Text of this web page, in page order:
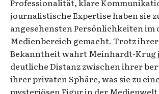
Professionalität, klare
journalistische Expertise haben sie
angesehensten Persönlichkeiten im
Medienbereich gemacht. Trotz
Bekanntheit wahrt Meinhardt-Krug
deutliche Distanz zwischen ihrer
ihrer privaten Sphäre, was sie zu
mysteriösen Figur in der Medienwelt